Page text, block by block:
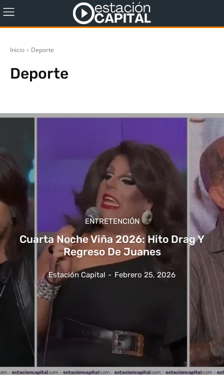
Inicio Deporte
Deporte
ENTRETENCIÓN
Cuarta Noche Viña 2026: Hito Drag Y
Regreso De Juanes
Estación Capital - Febrero 25, 2026